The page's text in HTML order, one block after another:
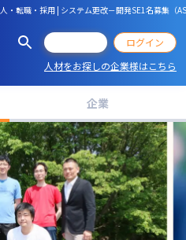
・転職・採用 | システム更改－開発SE1名募集（
ログイン
人材をお探しの企業様はこちら
企業